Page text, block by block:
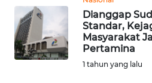
Dianggap
Standar,
Masyarakat
Pertamina
1 tahun yang lalu
SULSEL
WN
GORONTALO